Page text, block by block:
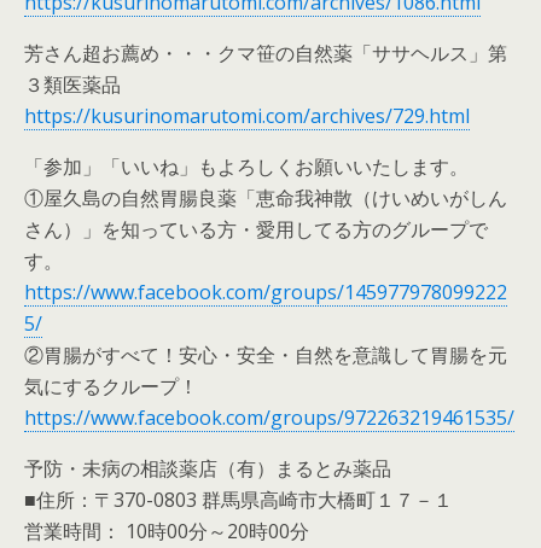
芳さん超お薦め・・・クマ笹の自然薬「ササヘルス」第
３類医薬品
https://kusurinomarutomi.com/archives/729.html
「参加」「いいね」もよろしくお願いいたします。
①屋久島の自然胃腸良薬「恵命我神散（けいめいがしん
さん）」を知っている方・愛用してる方のグループで
す。
https://www.facebook.com/groups/145977978099222
5/
②胃腸がすべて！安心・安全・自然を意識して胃腸を元
気にするクループ！
https://www.facebook.com/groups/972263219461535/
予防・未病の相談薬店（有）まるとみ薬品
■住所：〒370-0803 群馬県高崎市大橋町１７－１
営業時間： 10時00分～20時00分